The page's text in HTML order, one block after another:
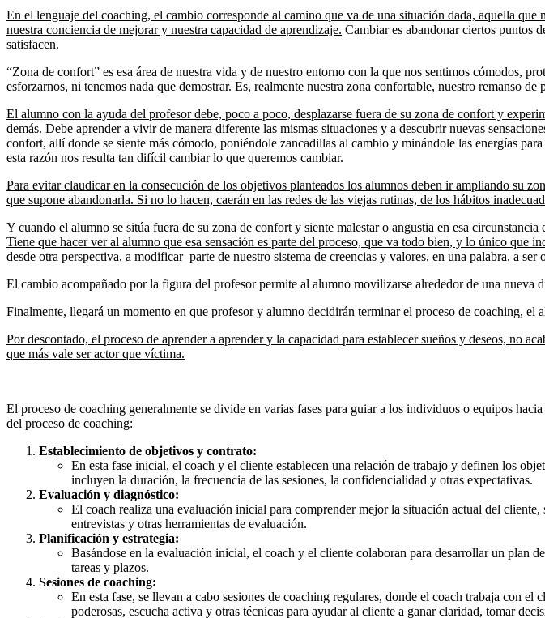
En el lenguaje del coaching, el cambio corresponde al camino que va de una situación dada, aquella
nuestra conciencia de mejorar y nuestra capacidad de aprendizaje. Cambiar es abandonar ciertos puntos
satisfacen.
“Zona de confort” es esa área de nuestra vida y de nuestro entorno con la que nos sentimos cómodos,
esforzarnos, ni tenemos nada que demostrar. Es, realmente nuestra zona confortable, nuestro remanso de
El alumno con la ayuda del profesor debe, poco a poco, desplazarse fuera de su zona de confort y
demás. Debe aprender a vivir de manera diferente las mismas situaciones y a descubrir nuevas
confort, allí donde se siente más cómodo, poniéndole zancadillas al cambio y minándole las energías
esta razón nos resulta tan difícil cambiar lo que queremos cambiar.
Para evitar claudicar en la consecución de los objetivos planteados los alumnos deben ir ampliando su
que supone abandonarla. Si no lo hacen, caerán en las redes de las viejas rutinas, de los hábitos
Y cuando el alumno se sitúa fuera de su zona de confort y siente malestar o angustia en esa
Tiene que hacer ver al alumno que esa sensación es parte del proceso, que va todo bien, y lo único que
desde otra perspectiva, a modificar parte de nuestro sistema de creencias y valores, en una palabra, a ser
El cambio acompañado por la figura del profesor permite al alumno movilizarse alrededor de una nueva
Finalmente, llegará un momento en que profesor y alumno decidirán terminar el proceso de coaching, el
Por descontado, el proceso de aprender a aprender y la capacidad para establecer sueños y deseos, no
que más vale ser actor que víctima.
El proceso de coaching generalmente se divide en varias fases para guiar a los individuos o equipos
del proceso de coaching:
Establecimiento de objetivos y contrato:
En esta fase inicial, el coach y el cliente establecen una relación de trabajo y definen los
incluyen la duración, la frecuencia de las sesiones, la confidencialidad y otras expectativas.
Evaluación y diagnóstico:
El coach realiza una evaluación inicial para comprender mejor la situación actual del
entrevistas y otras herramientas de evaluación.
Planificación y estrategia:
Basándose en la evaluación inicial, el coach y el cliente colaboran para desarrollar un plan
tareas y plazos.
Sesiones de coaching:
En esta fase, se llevan a cabo sesiones de coaching regulares, donde el coach trabaja con
poderosas, escucha activa y otras técnicas para ayudar al cliente a ganar claridad, tomar